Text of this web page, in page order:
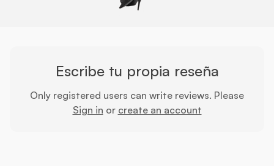
Escribe tu propia reseña
Only registered users can write reviews. Please
Sign in or create an account